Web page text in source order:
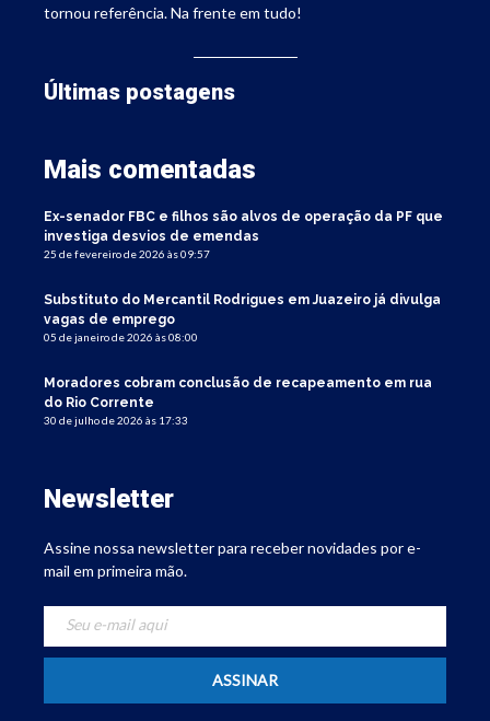
tornou referência. Na frente em tudo!
Últimas postagens
Mais comentadas
Ex-senador FBC e filhos são alvos de operação da PF que
investiga desvios de emendas
25 de fevereiro de 2026 às 09:57
Substituto do Mercantil Rodrigues em Juazeiro já divulga
vagas de emprego
05 de janeiro de 2026 às 08:00
Moradores cobram conclusão de recapeamento em rua
do Rio Corrente
30 de julho de 2026 às 17:33
Newsletter
Assine nossa newsletter para receber novidades por e-
mail em primeira mão.